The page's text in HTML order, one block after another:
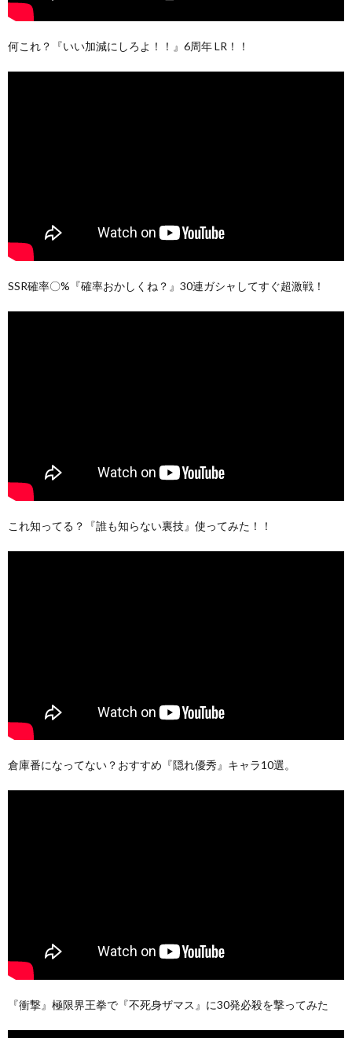
何これ？『いい加減にしろよ！！』6周年 LR！！
SSR確率〇%『確率おかしくね？』30連ガシャしてすぐ超激戦！
これ知ってる？『誰も知らない裏技』使ってみた！！
倉庫番になってない？おすすめ『隠れ優秀』キャラ10選。
『衝撃』極限界王拳で『不死身ザマス』に30発必殺を撃ってみた